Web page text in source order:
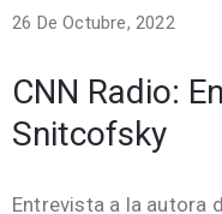
26 De Octubre, 2022
CNN Radio:
Snitcofsky
Entrevista a la autora